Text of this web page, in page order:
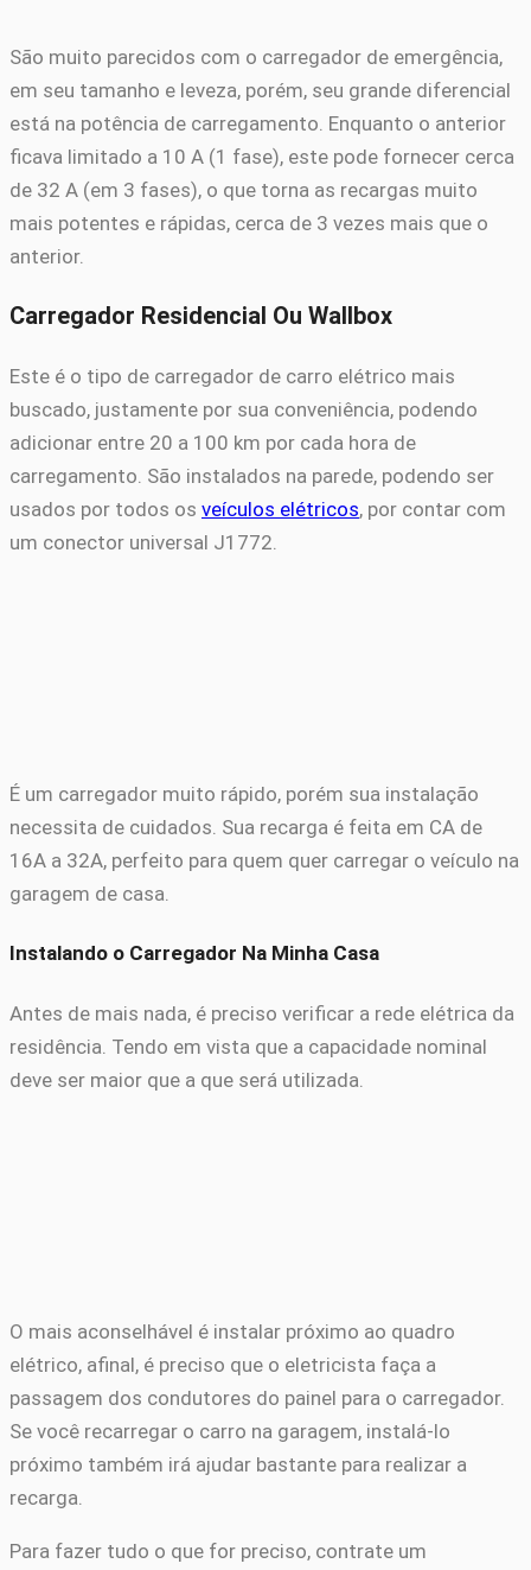
São muito parecidos com o carregador de emergência,
em seu tamanho e leveza, porém, seu grande diferencial
está na potência de carregamento. Enquanto o anterior
ficava limitado a 10 A (1 fase), este pode fornecer cerca
de 32 A (em 3 fases), o que torna as recargas muito
mais potentes e rápidas, cerca de 3 vezes mais que o
anterior.
Carregador Residencial Ou Wallbox
Este é o tipo de carregador de carro elétrico mais
buscado, justamente por sua conveniência, podendo
adicionar entre 20 a 100 km por cada hora de
carregamento. São instalados na parede, podendo ser
usados por todos os veículos elétricos, por contar com
um conector universal J1772.
É um carregador muito rápido, porém sua instalação
necessita de cuidados. Sua recarga é feita em CA de
16A a 32A, perfeito para quem quer carregar o veículo na
garagem de casa.
Instalando o Carregador Na Minha Casa
Antes de mais nada, é preciso verificar a rede elétrica da
residência. Tendo em vista que a capacidade nominal
deve ser maior que a que será utilizada.
O mais aconselhável é instalar próximo ao quadro
elétrico, afinal, é preciso que o eletricista faça a
passagem dos condutores do painel para o carregador.
Se você recarregar o carro na garagem, instalá-lo
próximo também irá ajudar bastante para realizar a
recarga.
Para fazer tudo o que for preciso, contrate um